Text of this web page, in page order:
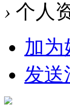
› 个人
加为
发送